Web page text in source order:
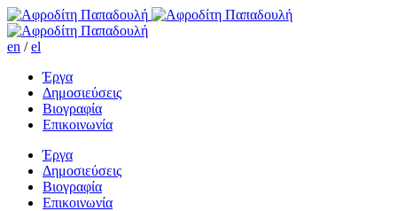
en /el
Έργα
Δημοσιεύσεις
Βιογραφία
Επικοινωνία
Έργα
Δημοσιεύσεις
Βιογραφία
Επικοινωνία